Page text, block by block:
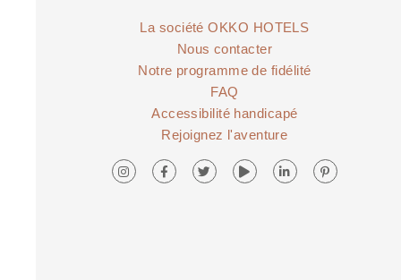
La société OKKO HOTELS
Nous contacter
Notre programme de fidélité
FAQ
Accessibilité handicapé
Rejoignez l'aventure